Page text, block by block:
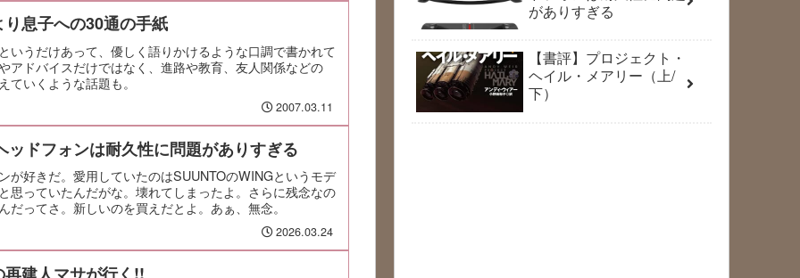
息子への30通の手紙
いうだけあって、優しく語りかけるような口調で書かれて
アドバイスだけではなく、進路や教育、友人関係などの
ていくような話題も。
2007.03.11
ッドフォンは耐久性に問題がありすぎる
が好きだ。愛用していたのはSUUNTOのWINGというモデ
思っていたんだがな。壊れてしまったよ。さらに残念なの
だってさ。新しいのを買えだとよ。あぁ、無念。
2026.03.24
がありすぎる
【書評】プロジェクト・
ヘイル・メアリー（上/
下）